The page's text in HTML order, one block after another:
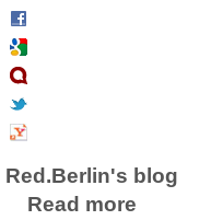
Red.Berlin's blog
Read more